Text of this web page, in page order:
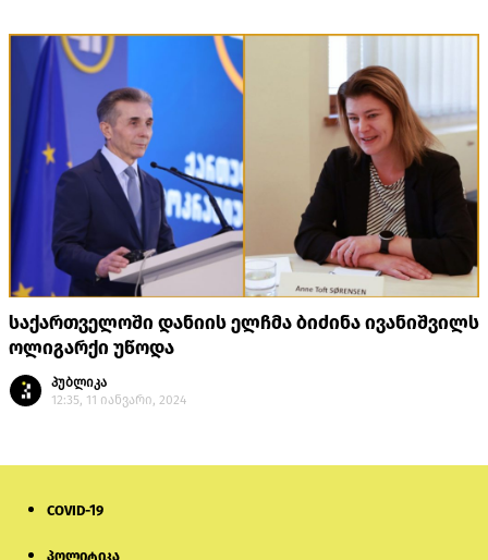
საქართველოში დანიის ელჩმა ბიძინა ივანიშვილს
ოლიგარქი უწოდა
პუბლიკა
12:35, 11 იანვარი, 2024
COVID-19
პოლიტიკა